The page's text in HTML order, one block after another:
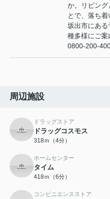
か。リビング
とで、落ち着
坂出市にある
種多様にご案
0800-200-
周辺施設
ドラッグストア
ドラッグコスモス
318ｍ（4分）
ホームセンター
タイム
418ｍ（6分）
コンビニエンスストア